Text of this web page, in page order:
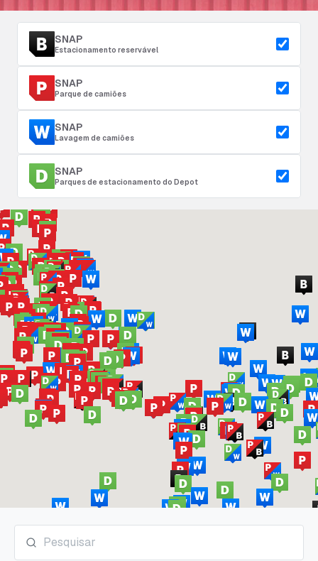
SNAP
Estacionamento reservável
SNAP
Parque de camiões
SNAP
Lavagem de camiões
SNAP
Parques de estacionamento do Depot